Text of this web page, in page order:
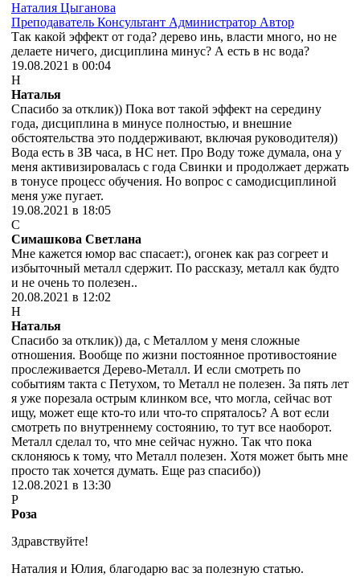
Наталия Цыганова
Преподаватель Консультант Администратор Автор
Так какой эффект от года? дерево инь, власти много, но не
делаете ничего, дисциплина минус? А есть в нс вода?
19.08.2021 в 00:04
Н
Наталья
Спасибо за отклик)) Пока вот такой эффект на середину
года, дисциплина в минусе полностью, и внешние
обстоятельства это поддерживают, включая руководителя))
Вода есть в ЗВ часа, в НС нет. Про Воду тоже думала, она у
меня активизировалась с года Свинки и продолжает держать
в тонусе процесс обучения. Но вопрос с самодисциплиной
меня уже пугает.
19.08.2021 в 18:05
С
Симашкова Светлана
Мне кажется юмор вас спасает:), огонек как раз согреет и
избыточный металл сдержит. По рассказу, металл как будто
и не очень то полезен..
20.08.2021 в 12:02
Н
Наталья
Спасибо за отклик)) да, с Металлом у меня сложные
отношения. Вообще по жизни постоянное противостояние
прослеживается Дерево-Металл. И если смотреть по
событиям такта с Петухом, то Металл не полезен. За пять лет
я уже порезала острым клинком все, что могла, сейчас вот
ищу, может еще кто-то или что-то спряталось? А вот если
смотреть по внутреннему состоянию, то тут все наоборот.
Металл сделал то, что мне сейчас нужно. Так что пока
склоняюсь к тому, что Металл полезен. Хотя может быть мне
просто так хочется думать. Еще раз спасибо))
12.08.2021 в 13:30
Р
Роза
Здравствуйте!
Наталия и Юлия, благодарю вас за полезную статью.